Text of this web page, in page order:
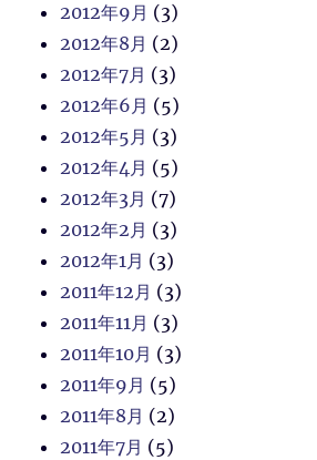
2012年9月 (3)
2012年8月 (2)
2012年7月 (3)
2012年6月 (5)
2012年5月 (3)
2012年4月 (5)
2012年3月 (7)
2012年2月 (3)
2012年1月 (3)
2011年12月 (3)
2011年11月 (3)
2011年10月 (3)
2011年9月 (5)
2011年8月 (2)
2011年7月 (5)